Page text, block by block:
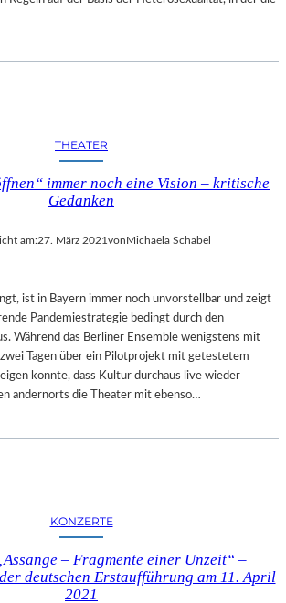
THEATER
immer noch eine Vision – kritische
Gedanken
am:27. März 2021 von Michaela Schabel
ist in Bayern immer noch unvorstellbar und zeigt
Pandemiestrategie bedingt durch den
Während das Berliner Ensemble wenigstens mit
Tagen über ein Pilotprojekt mit getestetem
konnte, dass Kultur durchaus live wieder
andernorts die Theater mit ebenso…
KONZERTE
– Fragmente einer Unzeit“ –
deutschen Erstaufführung am 11. April
2021